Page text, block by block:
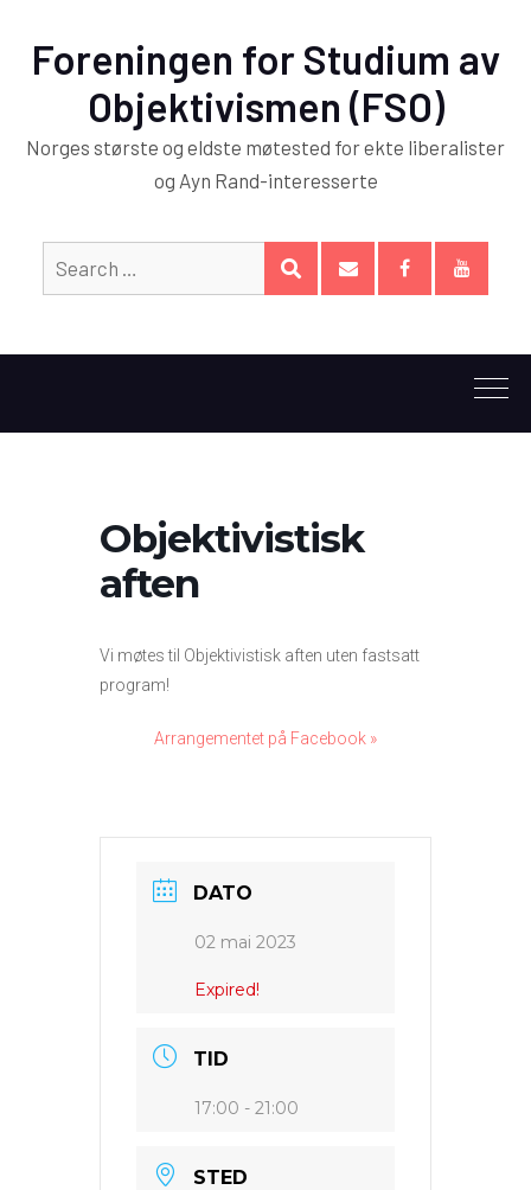
Foreningen for Studium av
Objektivismen (FSO)
Norges største og eldste møtested for ekte liberalister
og Ayn Rand-interesserte
Search
for:
SEARCH
Objektivistisk
aften
Vi møtes til Objektivistisk aften uten fastsatt
program!
Arrangementet på Facebook »
DATO
02 mai 2023
Expired!
TID
17:00 - 21:00
STED